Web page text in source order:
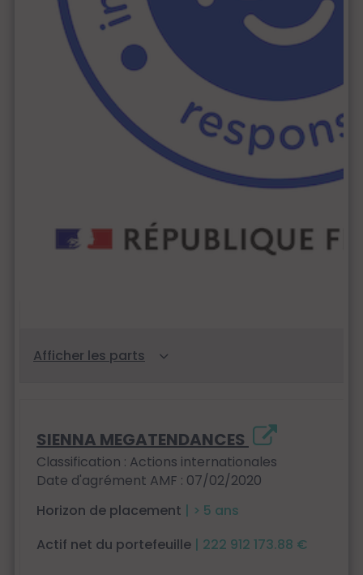
SIENNA MEGATENDANCES
Classification : Actions internationales
Date d'agrément AMF : 07/02/2020
Horizon de placement | > 5 ans
Actif net du portefeuille | 222 912 173.88 €